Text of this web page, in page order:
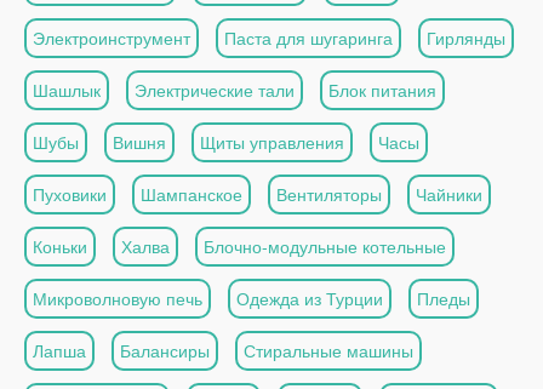
Электроинструмент Паста для шугаринга Гирлянды
Шашлык Электрические тали Блок питания
Шубы Вишня Щиты управления Часы
Пуховики Шампанское Вентиляторы Чайники
Коньки Халва Блочно-модульные котельные
Микроволновую печь Одежда из Турции Пледы
Лапша Балансиры Стиральные машины